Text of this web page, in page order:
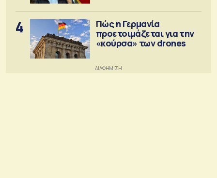
4
Πώς η Γερμανία
προετοιμάζεται για την
«κούρσα» των drones